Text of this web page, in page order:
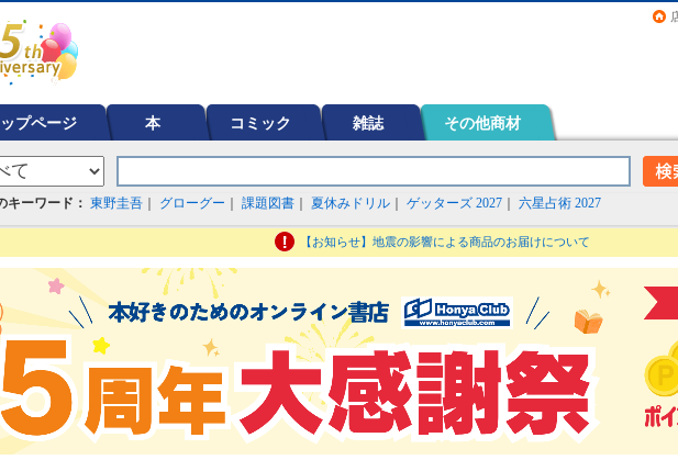
ップページ 本 コミック 雑誌 その他商材
キーワード： 東野圭吾 グローグー 課題図書 夏休みドリル ゲッターズ 2027 六星占術 2027
【お知らせ】地震の影響による商品のお届けについて